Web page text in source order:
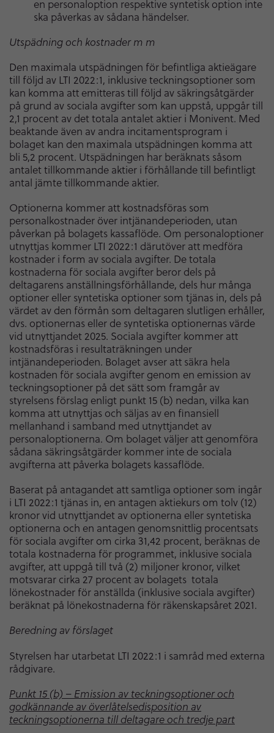
en personaloption respektive syntetisk option inte
ska påverkas av sådana händelser.
Utspädning och kostnader m m
Den maximala utspädningen för befintliga aktieägare
till följd av LTI 2022:1, inklusive teckningsoptioner som
kan komma att emitteras till följd av säkringsåtgärder
på grund av sociala avgifter som kan uppstå, uppgår till
2,1 procent av det totala antalet aktier i Monivent. Med
beaktande även av andra incitamentsprogram i
bolaget kan den maximala utspädningen komma att
bli 5,2 procent. Utspädningen har beräknats såsom
antalet tillkommande aktier i förhållande till befintligt
antal jämte tillkommande aktier.
Optionerna kommer att kostnadsföras som
personalkostnader över intjänandeperioden, utan
påverkan på bolagets kassaflöde. Om personaloptioner
utnyttjas kommer LTI 2022:1 därutöver att medföra
kostnader i form av sociala avgifter. De totala
kostnaderna för sociala avgifter beror dels på
deltagarens anställningsförhållande, dels hur många
optioner eller syntetiska optioner som tjänas in, dels på
värdet av den förmån som deltagaren slutligen erhåller,
dvs. optionernas eller de syntetiska optionernas värde
vid utnyttjandet 2025. Sociala avgifter kommer att
kostnadsföras i resultaträkningen under
intjänandeperioden. Bolaget avser att säkra hela
kostnaden för sociala avgifter genom en emission av
teckningsoptioner på det sätt som framgår av
styrelsens förslag enligt punkt 15 (b) nedan, vilka kan
komma att utnyttjas och säljas av en finansiell
mellanhand i samband med utnyttjandet av
personaloptionerna. Om bolaget väljer att genomföra
sådana säkringsåtgärder kommer inte de sociala
avgifterna att påverka bolagets kassaflöde.
Baserat på antagandet att samtliga optioner som ingår
i LTI 2022:1 tjänas in, en antagen aktiekurs om tolv (12)
kronor vid utnyttjandet av optionerna eller syntetiska
optionerna och en antagen genomsnittlig procentsats
för sociala avgifter om cirka 31,42 procent, beräknas de
totala kostnaderna för programmet, inklusive sociala
avgifter, att uppgå till två (2) miljoner kronor, vilket
motsvarar cirka 27 procent av bolagets totala
lönekostnader för anställda (inklusive sociala avgifter)
beräknat på lönekostnaderna för räkenskapsåret 2021.
Beredning av förslaget
Styrelsen har utarbetat LTI 2022:1 i samråd med externa
rådgivare.
Punkt 15 (b) – Emission av teckningsoptioner och
godkännande av överlåtelsedisposition av
teckningsoptionerna till deltagare och tredje part